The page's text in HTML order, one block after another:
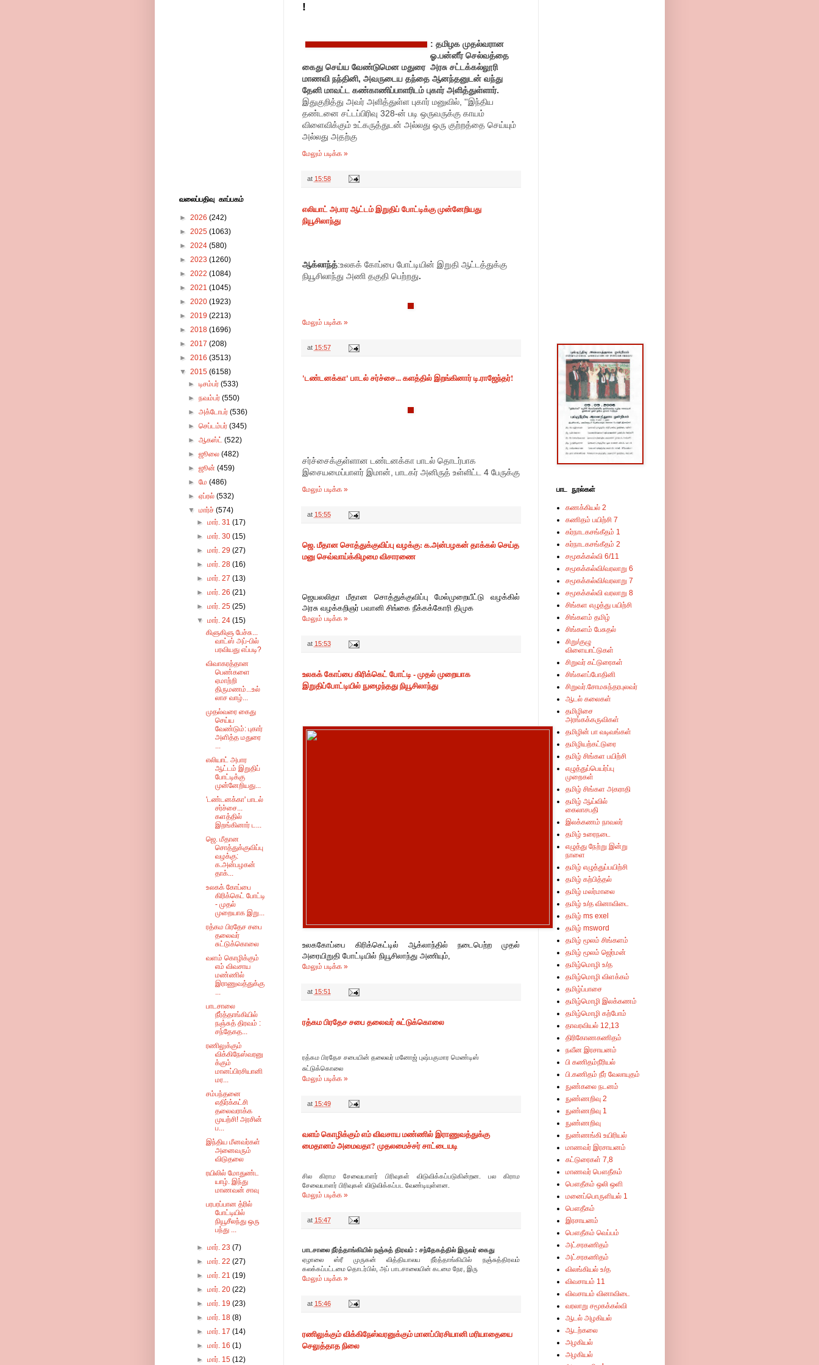
!
: தமிழக முதல்வரான
ஓ.பன்னீர் செல்வத்தை
கைது செய்ய வேண்டுமென மதுரை அரசு சட்டக்கல்லூரி
மாணவி நந்தினி, அவருடைய தந்தை ஆனந்தனுடன் வந்து
தேனி மாவட்ட கண்காணிப்பாளரிடம் புகார் அளித்துள்ளார்.
இதுகுறித்து அவர் அளித்துள்ள புகார் மனுவில், ''இந்திய
தண்டனை சட்டப்பிரிவு 328-ன் படி ஒருவருக்கு காயம்
விளைவிக்கும் உட்கருத்துடன் அல்லது ஒரு குற்றத்தை செய்யும்
அல்லது அதற்கு
மேலும் படிக்க »
at 15:58
எலியாட் அபார ஆட்டம் இறுதிப் போட்டிக்கு முன்னேறியது
நியூசிலாந்து
ஆக்லாந்த்:உலகக் கோப்பை போட்டியின் இறுதி ஆட்டத்துக்கு
நியூசிலாந்து அணி தகுதி பெற்றது.
மேலும் படிக்க »
at 15:57
'டண்டனக்கா' பாடல் சர்ச்சை... களத்தில் இறங்கினார் டி.ராஜேந்தர்!
சர்ச்சைக்குள்ளான டண்டனக்கா பாடல் தொடர்பாக
இசையமைப்பாளர் இமான், பாடகர் அனிருத் உள்ளிட்ட 4 பேருக்கு
மேலும் படிக்க »
at 15:55
ஜெ. மீதான சொத்துக்குவிப்பு வழக்கு: க.அன்பழகன் தாக்கல் செய்த
மனு செவ்வாய்க்கிழமை விசாரணை
ஜெயலலிதா மீதான சொத்துக்குவிப்பு மேல்முறையீட்டு வழக்கில்
அரசு வழக்கறிஞர் பவானி சிங்கை நீக்கக்கோரி திமுக
மேலும் படிக்க »
at 15:53
உலகக் கோப்பை கிரிக்கெட் போட்டி - முதல் முறையாக
இறுதிப்போட்டியில் நுழைந்தது நியூசிலாந்து
உலககோப்பை கிரிக்கெட்டில் ஆக்லாந்தில் நடைபெற்ற முதல்
அரையிறுதி போட்டியில் நியூசிலாந்து அணியும்,
மேலும் படிக்க »
at 15:51
ரத்கம பிரதேச சபை தலைவர் சுட்டுக்கொலை
ரத்கம பிரதேச சபையின் தலைவர் மனோஜ் புஷ்பகுமார மெண்டிஸ்
சுட்டுக்கொலை
மேலும் படிக்க »
at 15:49
வளம் கொழிக்கும் எம் விவசாய மண்ணில் இராணுவத்துக்கு
மைதானம் அமைவதா? முதலமைச்சர் சாட்டையடி
சில கிராம சேவையாளர் பிரிவுகள் விடுவிக்கப்படுகின்றன. பல கிராம
சேவையாளர் பிரிவுகள் விடுவிக்கப்பட வேண்டியுள்ளன.
மேலும் படிக்க »
at 15:47
பாடசாலை நீர்த்தாங்கியில் நஞ்சுத் திரவம் : சந்தேகத்தில் இருவர் கைது
ஏழாலை ஸ்ரீ முருகன் வித்தியாலய நீர்த்தாங்கியில் நஞ்சுத்திரவம்
கலக்கப்பட்டமை தொடர்பில், அப் பாடசாலையின் கடமை நேர, இரு
மேலும் படிக்க »
at 15:46
ரணிலுக்கும் விக்கிநேஸ்வரனுக்கும் மானப்பிரசியானி மரியாதையை
செலுத்தாத நிலை
வலைப்பதிவு காப்பகம்
► 2026 (242)
► 2025 (1063)
► 2024 (580)
► 2023 (1260)
► 2022 (1084)
► 2021 (1045)
► 2020 (1923)
► 2019 (2213)
► 2018 (1696)
► 2017 (208)
► 2016 (3513)
▼ 2015 (6158)
► டிசம்பர் (533)
► நவம்பர் (550)
► அக்டோபர் (536)
► செப்டம்பர் (345)
► ஆகஸ்ட் (522)
► ஜூலை (482)
► ஜூன் (459)
► மே (486)
► ஏப்ரல் (532)
▼ மார்ச் (574)
►மார். 31(17)
►மார். 30(15)
►மார். 29(27)
►மார். 28(16)
►மார். 27(13)
►மார். 26(21)
►மார். 25(25)
▼மார். 24(15)
கிளுகிளு பேச்சு...
வாட்ஸ் அப்-பில்
பரவியது எப்படி?
விவாகரத்தான
பெண்களை
ஏமாற்றி
திருமணம்...உல்
லாச வாழ்...
முதல்வரை கைது
செய்ய
வேண்டும்: புகார்
அளித்த மதுரை
...
எலியாட் அபார
ஆட்டம் இறுதிப்
போட்டிக்கு
முன்னேறியது...
'டண்டனக்கா' பாடல்
சர்ச்சை...
களத்தில்
இறங்கினார் ட...
ஜெ. மீதான
சொத்துக்குவிப்பு
வழக்கு:
க.அன்பழகன்
தாக்...
உலகக் கோப்பை
கிரிக்கெட் போட்டி
- முதல்
முறையாக இறு...
ரத்கம பிரதேச சபை
தலைவர்
சுட்டுக்கொலை
வளம் கொழிக்கும்
எம் விவசாய
மண்ணில்
இராணுவத்துக்கு
...
பாடசாலை
நீர்த்தாங்கியில்
நஞ்சுத் திரவம் :
சந்தேகத...
ரணிலுக்கும்
விக்கிநேஸ்வரனு
க்கும்
மானப்பிரசியானி
மர...
சம்பந்தனை
எதிர்க்கட்சி
தலைவராக்க
முயற்சி! அரசின்
ப...
இந்திய மீனவர்கள்
அனைவரும்
விடுதலை
ரயிலில் மோதுண்ட
யாழ். இந்து
மாணவன் சாவு
பரபரப்பான த்ரில்
போட்டியில்
நியூசீலந்து ஒரு
பந்து ...
►மார். 23(7)
►மார். 22(27)
►மார். 21(19)
►மார். 20(22)
►மார். 19(23)
►மார். 18(8)
►மார். 17(14)
►மார். 16(1)
►மார். 15(12)
பாட நூல்கள்
கணக்கியல் 2
கணிதம் பயிற்சி 7
கர்நாடகசங்கீதம் 1
கர்நாடகசங்கீதம் 2
சமூகக்கல்வி 6/11
சமூகக்கல்வி/வரலாறு 6
சமூகக்கல்வி/வரலாறு 7
சமூகக்கல்வி வரலாறு 8
சிங்கள எழுத்து பயிற்சி
சிங்களம் தமிழ்
சிங்களம் பேசுதல்
சிறு/குழு
விளையாட்டுகள்
சிறுவர் கட்டுரைகள்
சிங்களப்போதினி
சிறுவர்.சோமசுந்தரபுலவர்
ஆடல் கலைகள்
தமிழிசை
அரங்கக்கருவிகள்
தமிழின் பா வடிவங்கள்
தமிழியற்கட்டுரை
தமிழ் சிங்கள பயிற்சி
எழுத்துப்பெயர்ப்பு
முறைகள்
தமிழ் சிங்கள அகராதி
தமிழ் ஆய்வில்
கைலாசபதி
இலக்கணம் நாவலர்
தமிழ் உரைநடை
எழுத்து நேற்று இன்று
நாளை
தமிழ் எழுத்துப்பயிற்சி
தமிழ் கற்பித்தல்
தமிழ் மலர்மாலை
தமிழ் உ/த வினாவிடை
தமிழ் ms exel
தமிழ் msword
தமிழ் மூலம் சிங்களம்
தமிழ் மூலம் ஜெர்மன்
தமிழ்மொழி உ/த
தமிழ்மொழி விளக்கம்
தமிழ்ப்பாசை
தமிழ்மொழி இலக்கணம்
தமிழ்மொழி கற்போம்
தாவரவியல் 12,13
திரிகோணகணிதம்
நவீன இரசாயனம்
பி கணிதம்நீரியல்
பி.கணிதம் நீர் வேலாயுதம்
நுண்கலை நடனம்
நுண்ணறிவு 2
நுண்ணறிவு 1
நுண்ணறிவு
நுண்ணங்கி உயிரியல்
மாணவர் இரசாயனம்
கட்டுரைகள் 7,8
மாணவர் பௌதீகம்
பௌதீகம் ஒலி ஒளி
மனைப்பொருளியல் 1
பௌதீகம்
இரசாயனம்
பௌதீகம் வெப்பம்
அட்சரகணிதம்
அட்சரகணிதம்
விலங்கியல் உ/த
விவசாயம் 11
விவசாயம் வினாவிடை
வரலாறு சமூகக்கல்வி
ஆடல் அழகியல்
ஆடற்கலை
அழகியல்
அழகியல்